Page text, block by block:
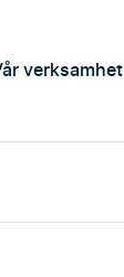
verksamhet